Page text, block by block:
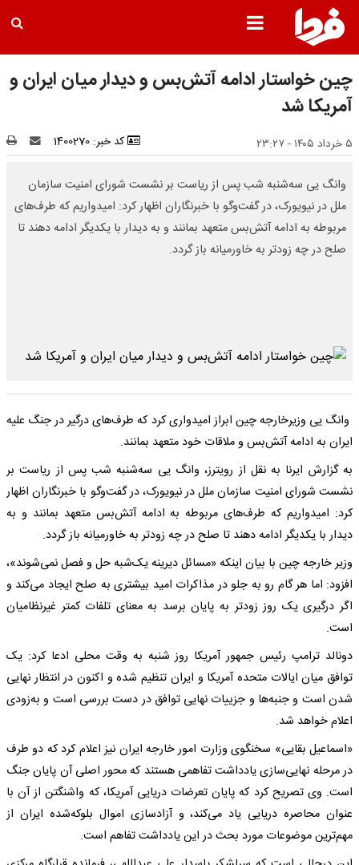
چین خواستار ادامه آتش‌بس و دیدار میان ایران و
آمریکا شد
۵ خرداد ۱۴۰۵ - ۲۳:۲۷ کد خبر: 1400270
وانگ یی سه‌شنبه شب پس از ریاست بر نشست شورای امنیت سازمان
ملل در نیویورک، در گفت‌وگو با خبرنگاران اظهار کرد: امیدواریم که طرف‌های
مربوطه به ادامه آتش‌بس متعهد بمانند و به دیدار با یکدیگر ادامه دهند تا
صلح در چه زودتر به خاورمیانه باز گردد.
وانگ یی وزیرخارجه چین ابراز امیدواری کرد که طرف‌های درگیر در جنگ علیه
ایران به ادامه آتش‌بس و ملاقات خود متعهد بمانند.
به گزارش ایرنا به نقل از رویترز، وانگ یی سه‌شنبه شب پس از ریاست بر
نشست شورای امنیت سازمان ملل در نیویورک، در گفت‌وگو با خبرنگاران اظهار
کرد: امیدواریم که طرف‌های مربوطه به ادامه آتش‌بس متعهد بمانند و به
دیدار با یکدیگر ادامه دهند تا صلح در چه زودتر به خاورمیانه باز گردد.
وزیر خارجه چین با بیان اینکه «مسائل دیرینه یک‌شبه حل و فصل نمی‌شوند»،
افزود: اما هر گام رو به جلو در مذاکرات امید بیشتری به صلح ایجاد می‌کند و
اگر درگیری یک روز زودتر به پایان برسد به معنای تلفات کمتر غیرنظامیان
است.
دونالد ترامپ رئیس جمهور آمریکا روز شنبه به وقت محلی ادعا کرد: یک
توافق میان ایالات متحده آمریکا و ایران تنظیم شده و اکنون در انتظار نهایی
شدن است و جنبه‌ها و جزییات نهایی توافق در دست بررسی است و به‌زودی
اعلام خواهد شد.
«اسماعیل بقایی» سخنگوی وزارت امور خارجه ایران نیز اعلام کرد که دو طرف
در مرحله نهایی‌سازی یادداشت تفاهمی هستند که محور اصلی آن پایان جنگ
است. وی تصریح کرد که پایان تعرضات دریایی آمریکا، که واشنگتن از آن با
عنوان محاصره دریایی یاد می‌کند، و آزادسازی اموال بلوکه‌شده ایران از
مهم‌ترین موضوعات مورد بحث در این یادداشت تفاهم است.